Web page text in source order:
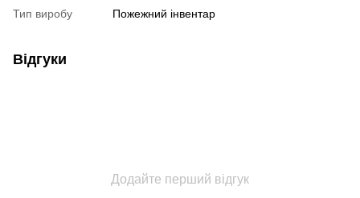
Тип виробу
Пожежний інвентар
Відгуки
Додайте перший відгук